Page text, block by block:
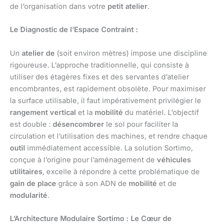
de l’organisation dans votre petit atelier.
Le Diagnostic de l’Espace Contraint :
Un atelier de (soit environ mètres) impose une discipline
rigoureuse. L’approche traditionnelle, qui consiste à
utiliser des étagères fixes et des servantes d’atelier
encombrantes, est rapidement obsolète. Pour maximiser
la surface utilisable, il faut impérativement privilégier le
rangement vertical et la mobilité du matériel. L’objectif
est double : désencombrer le sol pour faciliter la
circulation et l’utilisation des machines, et rendre chaque
outil immédiatement accessible. La solution Sortimo,
conçue à l’origine pour l’aménagement de véhicules
utilitaires, excelle à répondre à cette problématique de
gain de place grâce à son ADN de mobilité et de
modularité.
L’Architecture Modulaire Sortimo : Le Cœur de